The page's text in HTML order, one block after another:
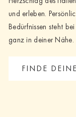
und erleben.
Bedürfnissen steht
ganz in deiner Nähe.
FINDE